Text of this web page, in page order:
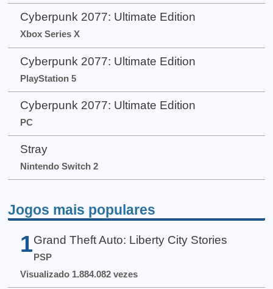
Cyberpunk 2077: Ultimate Edition
Xbox Series X
Cyberpunk 2077: Ultimate Edition
PlayStation 5
Cyberpunk 2077: Ultimate Edition
PC
Stray
Nintendo Switch 2
Jogos mais populares
1 Grand Theft Auto: Liberty City Stories
PSP
Visualizado 1.884.082 vezes